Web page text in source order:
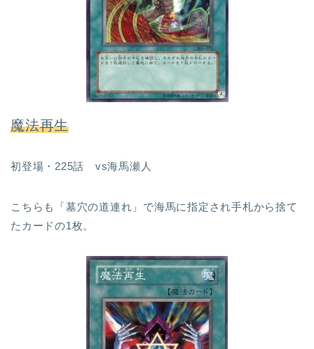
魔法再生
初登場・225話 vs海馬瀬人
こちらも「墓穴の道連れ」で海馬に指定され手札から捨て
たカードの1枚。